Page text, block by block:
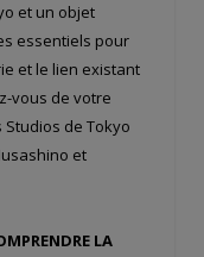
et un objet
essentiels pour
et le lien existant
vous de votre
Studios de Tokyo
et
LA